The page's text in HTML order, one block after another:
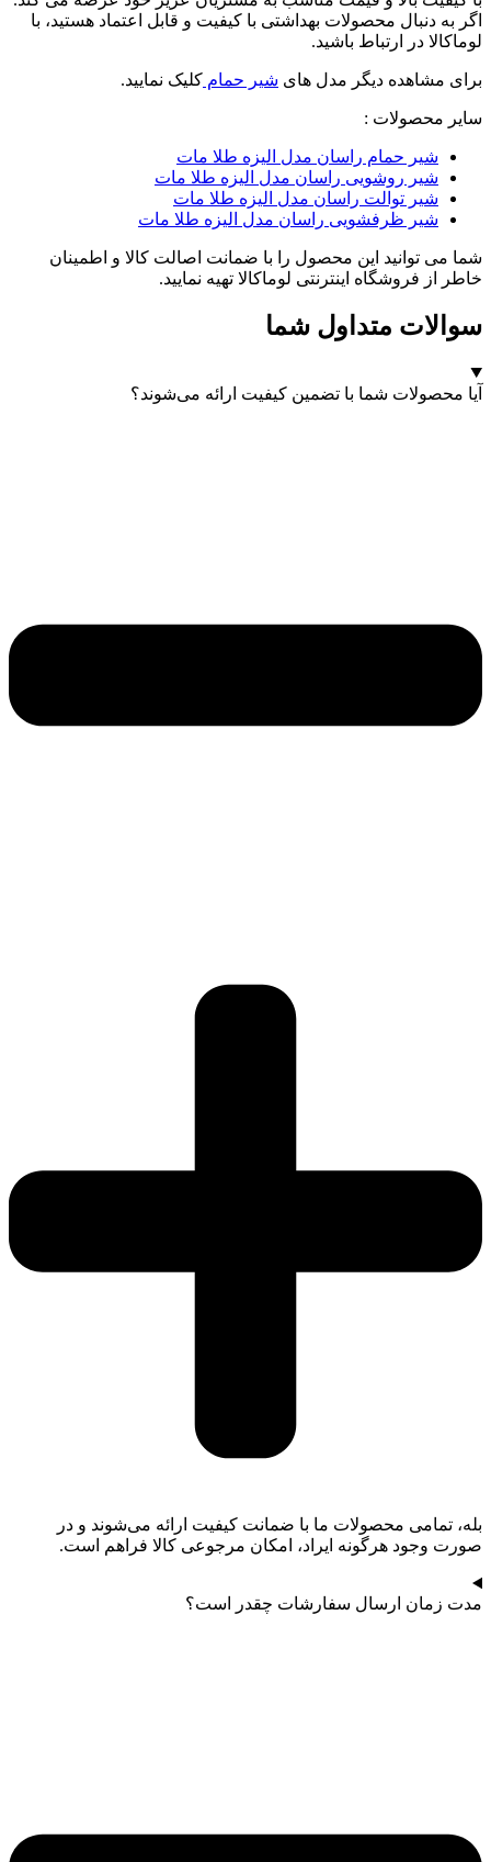
اگر به دنبال محصولات بهداشتی با کیفیت و قابل اعتماد هستید، با
لوماکالا در ارتباط باشید.
برای مشاهده دیگر مدل های شیر حمام کلیک نمایید.
سایر محصولات :
شیر حمام راسان مدل الیزه طلا مات
شیر روشویی راسان مدل الیزه طلا مات
شیر توالت راسان مدل الیزه طلا مات
شیر ظرفشویی راسان مدل الیزه طلا مات
شما می توانید این محصول را با ضمانت اصالت کالا و اطمینان
خاطر از فروشگاه اینترنتی لوماکالا تهیه نمایید.
سوالات متداول شما
آیا محصولات شما با تضمین کیفیت ارائه می‌شوند؟
بله، تمامی محصولات ما با ضمانت کیفیت ارائه می‌شوند و در
صورت وجود هرگونه ایراد، امکان مرجوعی کالا فراهم است.
مدت زمان ارسال سفارشات چقدر است؟